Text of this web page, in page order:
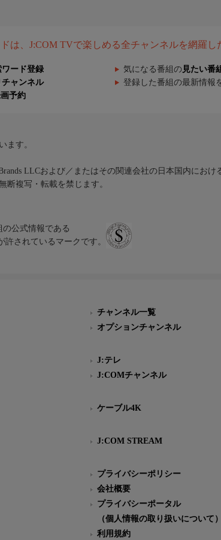
は、J:COM TVで楽しめる全チャンネルを網羅し
ワード登録 気になる番組の 見たい番
ャンネル 登録した番組の最新情報
予約
ます。
LLCおよび／またはその関連会社の日本国内におけ
断複写・転載を禁じます。
の公式情報である
許されているマークです。
チャンネル一覧
オプションチャンネル
J:テレ
J:COMチャンネル
ケーブル4K
J:COM STREAM
プライバシーポリシー
会社概要
プライバシーポータル
（個人情報の取り扱いについて）
利用規約